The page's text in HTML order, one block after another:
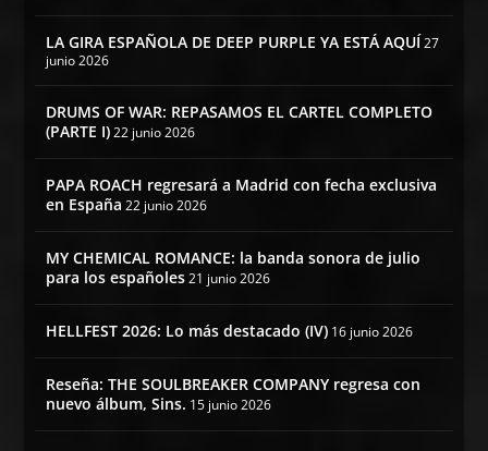
LA GIRA ESPAÑOLA DE DEEP PURPLE YA ESTÁ AQUÍ27
junio 2026
DRUMS OF WAR: REPASAMOS EL CARTEL COMPLETO
(PARTE I) 22 junio 2026
PAPA ROACH regresará a Madrid con fecha exclusiva
en España 22 junio 2026
MY CHEMICAL ROMANCE: la banda sonora de julio
para los españoles 21 junio 2026
HELLFEST 2026: Lo más destacado (IV) 16 junio 2026
Reseña: THE SOULBREAKER COMPANY regresa con
nuevo álbum, Sins. 15 junio 2026